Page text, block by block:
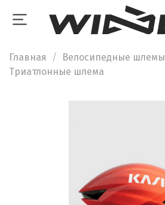
Главная
Велосипедные шлемы
Триатлонные шлема